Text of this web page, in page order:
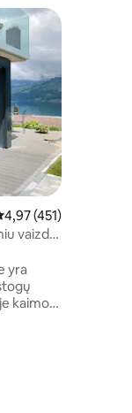
įvertinimas:
4,97 (451)
vaizdu
yra
kaimo